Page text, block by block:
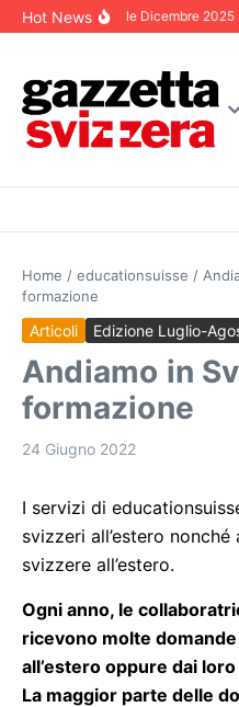
Salta al contenuto
Hot NewsEditoriale Dicembre 2025
Home / educationsuisse /
formazione
Articoli Edizione Luglio-
Andiamo in
formazione
24 Giugno 2022
I servizi di
svizzeri all’estero
svizzere all’estero.
Ogni anno, le
ricevono molte
all’estero oppure dai
La maggior parte delle